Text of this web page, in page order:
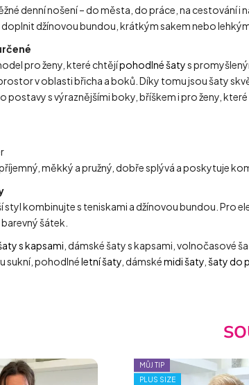
denní nošení – do města, do práce, na cestování
doplnit džínovou bundou, krátkým sakem nebo
pro ženy, které chtějípohodlné šatys
v oblasti břicha a boků. Díky tomu jsou šaty
postavy s výraznějšími boky, bříškem i pro ženy,
měkký a pružný, dobře splývá a poskytuje
kombinujte s teniskami a džínovou bundou. Pro
šátek.
s kapsami , dámské šaty s kapsami, volnočasové
sukní, pohodlnéletní šaty , dámskémidi šaty šaty do
MŮJ TIP
PLUS SIZE